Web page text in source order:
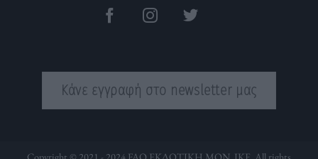
Κάνε εγγραφή στο newsletter μας